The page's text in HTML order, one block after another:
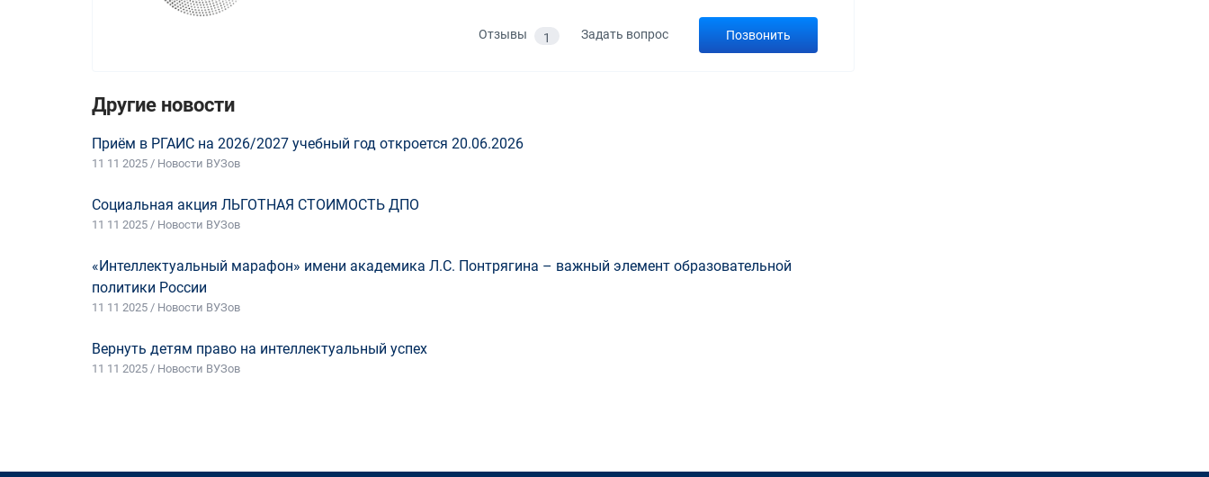
Отзывы 1 Задать вопрос Позвонить
Другие новости
Приём в РГАИС на 2026/2027 учебный год откроется 20.06.2026
11 11 2025 / Новости ВУЗов
Социальная акция ЛЬГОТНАЯ СТОИМОСТЬ ДПО
11 11 2025 / Новости ВУЗов
«Интеллектуальный марафон» имени академика Л.С. Понтрягина – важный элемент образовательной
политики России
11 11 2025 / Новости ВУЗов
Вернуть детям право на интеллектуальный успех
11 11 2025 / Новости ВУЗов